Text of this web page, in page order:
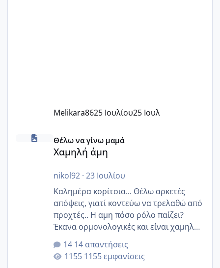
Melikara8625 Ιουλίου25 Ιουλ
Χαμηλή άμη
Θέλω να γίνω μαμά
Χαμηλή άμη
nikol92· 23 Ιουλίου
Καλημέρα κορίτσια... Θέλω αρκετές
απόψεις, γιατί κοντεύω να τρελαθώ από
προχτές.. Η αμη πόσο ρόλο παίζει?
Έκανα ορμονολογικές και είναι χαμηλή
για την ηλικία μου.. Είχα ήδη μια
εγκυμοσύνη, που έπρεπε να τερματιστεί
στην 27η εβδομάδα και προσπαθώ 7
14 απαντήσεις
1155 εμφανίσεις